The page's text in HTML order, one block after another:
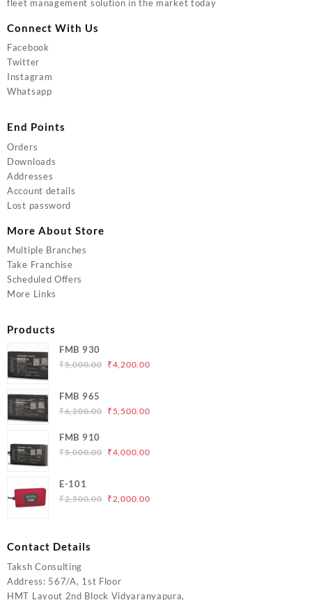
fleet management solution in the market today
Connect With Us
Facebook
Twitter
Instagram
Whatsapp
End Points
Orders
Downloads
Addresses
Account details
Lost password
More About Store
Multiple Branches
Take Franchise
Scheduled Offers
More Links
Products
FMB 930
₹5,000.00 Original
₹5,000.00.
₹4,200.00Current
FMB 965
₹6,200.00 Original
₹6,200.00.
₹ 5,500.00Current
₹5,500.00.
FMB 910
₹5,000.00 Original
₹5,000.00.
₹4,000.00Current
E-101
₹2,500.00 Original
₹2,000.00Current
Contact Details
Taksh Consulting
Address: 567/A, 1st Floor
HMT Layout 2nd Block Vidyaranyapura,